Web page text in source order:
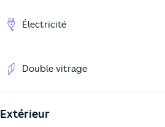
Électricité
Double vitrage
Extérieur